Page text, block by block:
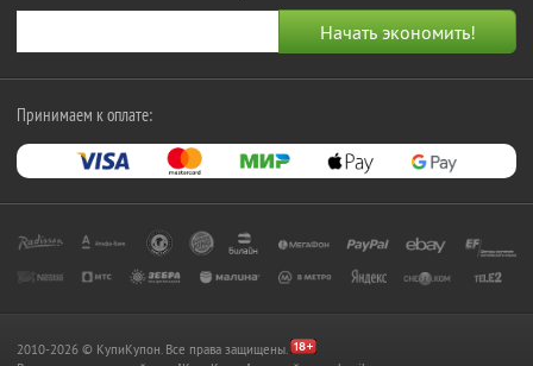
Принимаем к оплате:
2010-2026 © КупиКупон. Все права защищены.